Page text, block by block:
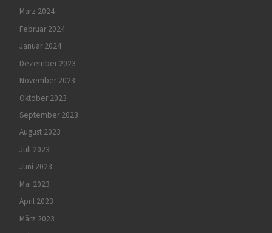
März 2024
Februar 2024
Januar 2024
Dezember 2023
November 2023
Oktober 2023
September 2023
August 2023
Juli 2023
Juni 2023
Mai 2023
April 2023
März 2023